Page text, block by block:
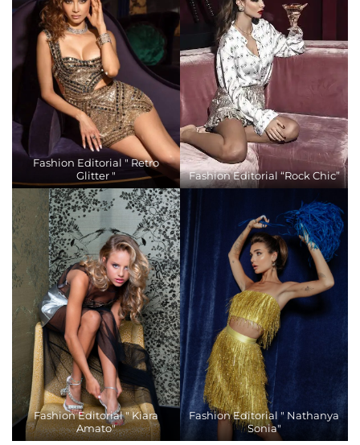
Fashion Editorial " Retro
Glitter "
Fashion Editorial “Rock Chic”
Fashion Editorial " Kiara
Amato"
Fashion Editorial " Nathanya
Sonia"